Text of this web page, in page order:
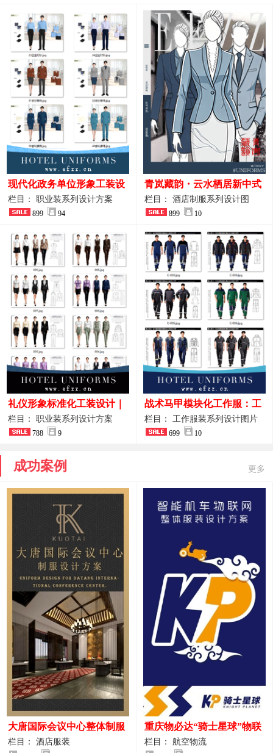
现代化政务单位形象工装设
计｜国风会务接待西装制服
整套方案
栏目： 职业装系列设计方案
899 94
青岚藏韵・云水栖居新中式
酒店全岗位制服设计原创作
品图
栏目： 酒店制服系列设计图
899 10
礼仪形象标准化工装设计｜
高端服务业仪态塑造专属职
业装系列
栏目： 职业装系列设计方案
788 9
战术马甲模块化工作服：工
程巡检与设备调试岗位的多
功能收纳设计
栏目： 工作服装系列设计图片
699 10
成功案例 更多
大唐国际会议中心整体制服
设计案例
栏目： 酒店服装
重庆物必达“骑士星球”物联
网派送人员服装设计案例
栏目： 航空物流